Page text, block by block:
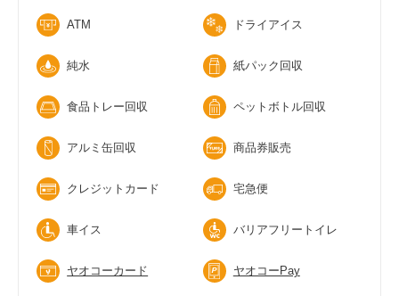
ATM ドライアイス
純水 紙パック回収
食品トレー回収 ペットボトル回収
アルミ缶回収 商品券販売
クレジットカード 宅急便
車イス バリアフリートイレ
ヤオコーカード ヤオコーPay